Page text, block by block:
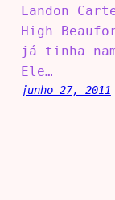
Landon
High
já tinha
Ele…
junho 27, 2011